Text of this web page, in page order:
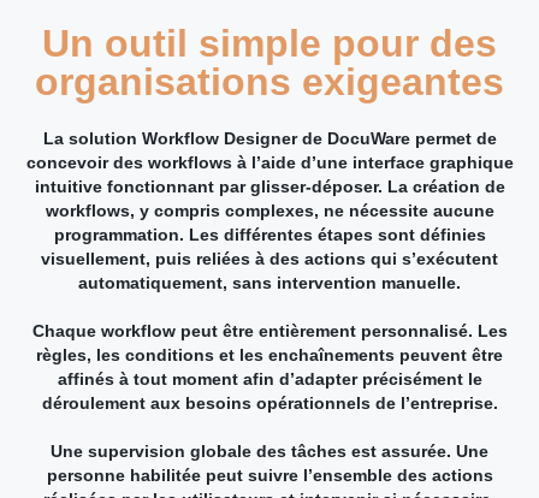
Un outil simple pour des
organisations exigeantes
La solution Workflow Designer de DocuWare permet de
concevoir des workflows à l’aide d’une interface graphique
intuitive fonctionnant par glisser-déposer. La création de
workflows, y compris complexes, ne nécessite aucune
programmation. Les différentes étapes sont définies
visuellement, puis reliées à des actions qui s’exécutent
automatiquement, sans intervention manuelle.
Chaque workflow peut être entièrement personnalisé. Les
règles, les conditions et les enchaînements peuvent être
affinés à tout moment afin d’adapter précisément le
déroulement aux besoins opérationnels de l’entreprise.
Une supervision globale des tâches est assurée. Une
personne habilitée peut suivre l’ensemble des actions